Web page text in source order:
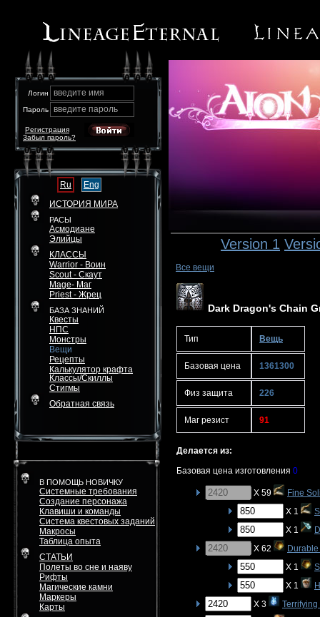
Логин введите имя
Пароль введите пароль
Забыл пароль?
Регистрация
Ru
Eng
ИСТОРИЯ МИРА
РАСЫ
Асмодиане
Элийцы
КЛАССЫ
Warrior - Воин
Scout - Скаут
Mage- Маг
Priest - Жрец
БАЗА ЗНАНИЙ
Квесты
НПС
Монстры
Вещи
Рецепты
Калькулятор крафта
Классы/Скиллы
Стигмы
Обратная связь
В ПОМОЩЬ НОВИЧКУ
Системные требования
Создание персонажа
Клавиши и команды
Система квестовых заданий
Макросы
Таблица опыта
СТАТЬИ
Полеты во сне и наяву
Рифты
Магические камни
Маркеры
Карты
Version 1
Все вещи
Dark Dragon's Chain
Тип Вещь
Базовая цена 1361300
Физ защита 226
Маг резист 91
Делается из:
Базовая цена изготовления 0
X 59
Fine
X 1
X 1
X 62
X 1
X 1
X 3
Terrifying